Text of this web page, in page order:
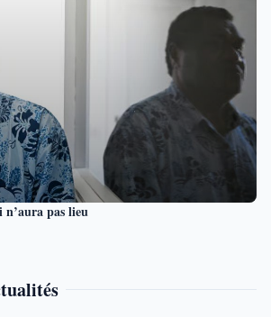
n’aura pas lieu